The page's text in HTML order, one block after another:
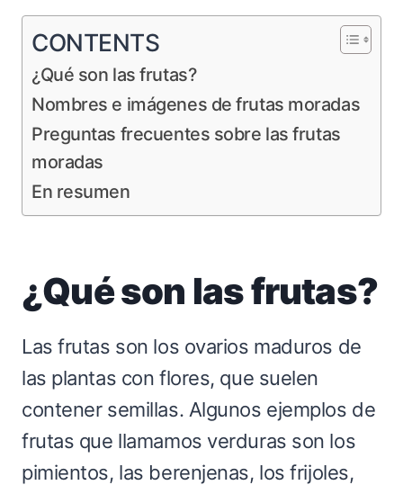
CONTENTS
¿Qué son las frutas?
Nombres e imágenes de frutas moradas
Preguntas frecuentes sobre las frutas
moradas
En resumen
¿Qué son las frutas?
Las frutas son los ovarios maduros de
las plantas con flores, que suelen
contener semillas. Algunos ejemplos de
frutas que llamamos verduras son los
pimientos, las berenjenas, los frijoles,